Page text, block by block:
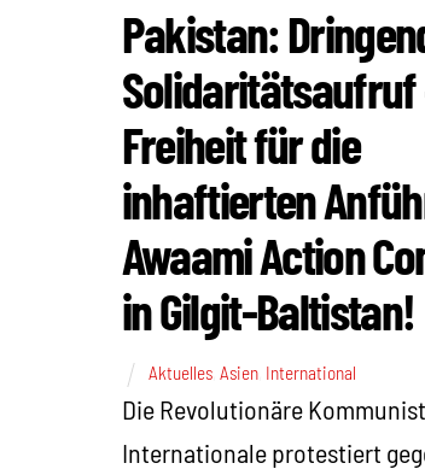
Pakistan:
Solidaritätsaufruf
Freiheit für die
inhaftierten
Awaami Action
in Gilgit-Baltistan!
Aktuelles, Asien, International
Die Revolutionäre
Internationale protestiert